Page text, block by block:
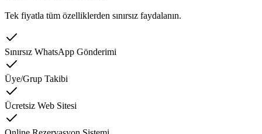
Tek fiyatla tüm özelliklerden sınırsız faydalanın.
Sınırsız WhatsApp Gönderimi
Üye/Grup Takibi
Ücretsiz Web Sitesi